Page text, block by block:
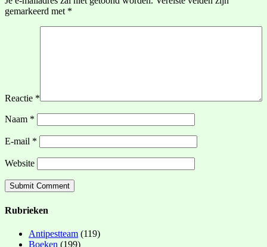
gemarkeerd met *
Reactie *
Naam *
E-mail *
Website
Rubrieken
Antipestteam (119)
Boeken (199)